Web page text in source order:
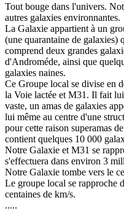
Tout bouge dans l'univers.
autres galaxies environnantes.
La Galaxie appartient à un
(une quarantaine de
comprend deux grandes
d'Androméde, ainsi que
galaxies naines.
Ce Groupe local se divise en
la Voie lactée et M31. Il fait
vaste, un amas de galaxies
lui même au centre d'une
pour cette raison superamas
contient quelques 10 000
Notre Galaxie et M31 se
s'effectuera dans environ 3
Notre Galaxie tombe vers le
Le groupe local se rapproche
centaines de km/s.
.....